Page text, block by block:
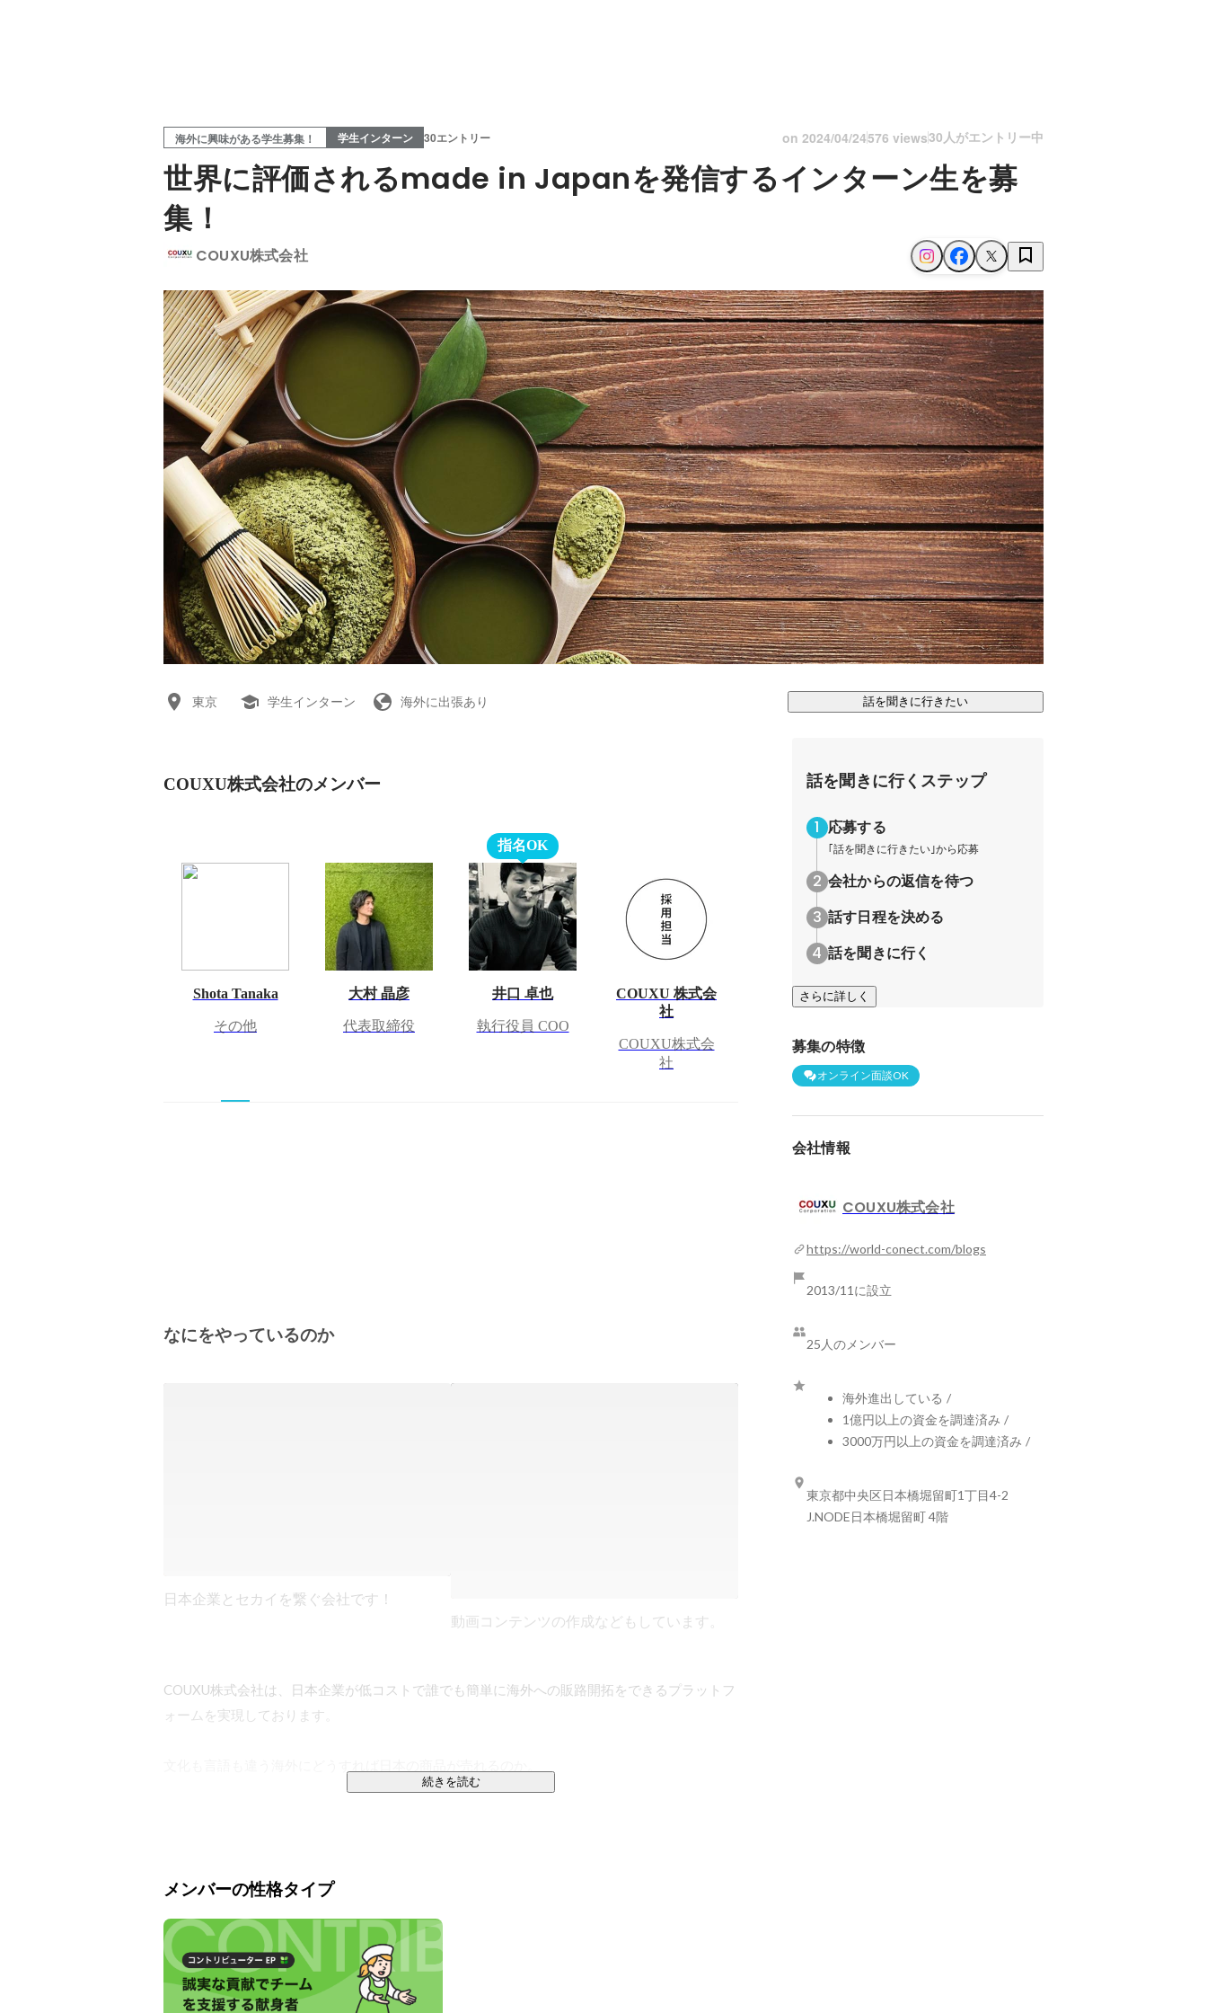
海外に興味がある学生募集！ 学生インターン 30エントリー on 2024/04/24576 views30人がエントリー中
世界に評価されるmade in Japanを発信するインターン生を募
集！
COUXU株式会社
東京 学生インターン 海外に出張あり 話を聞きに行きたい
COUXU株式会社のメンバー
Shota Tanaka
その他
大村 晶彦
代表取締役
指名OK
井口 卓也
執行役員 COO
COUXU 株式会
社
COUXU株式会
社
なにをやっているのか
日本企業とセカイを繋ぐ会社です！
動画コンテンツの作成などもしています。
COUXU株式会社は、日本企業が低コストで誰でも簡単に海外への販路開拓をできるプラットフ
ォームを実現しております。
しかし、消費者が商品を手にする時は“欲しい”と思う時です。
企業の“売りたい”と消費者の”欲しい”が重なった時に商品は売れます。
海外の消費者が、なにを買いたいか、どんな日本の製品に興味があるかなど、完全に理解する
ことなどもはや不可能に近いでしょう。
続きを読む
メンバーの性格タイプ
話を聞きに行くステップ
応募する
｢話を聞きに行きたい｣から応募
会社からの返信を待つ
話す日程を決める
話を聞きに行く
さらに詳しく
募集の特徴
オンライン面談OK
会社情報
COUXU株式会社
https://world-conect.com/blogs
2013/11に設立
25人のメンバー
海外進出している /
1億円以上の資金を調達済み /
3000万円以上の資金を調達済み /
東京都中央区日本橋堀留町1丁目4-2
J.NODE日本橋堀留町 4階